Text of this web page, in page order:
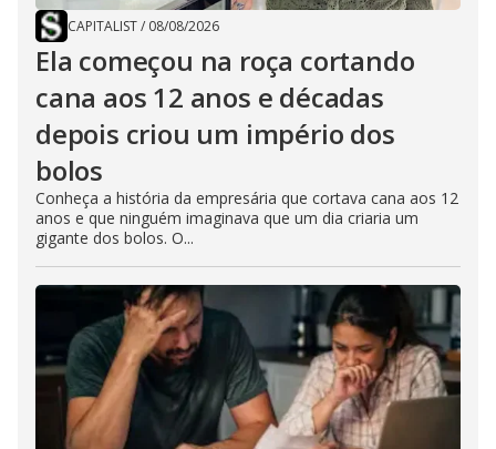
CAPITALIST/ 08/08/2026
Ela começou na roça cortando
cana aos 12 anos e décadas
depois criou um império dos
bolos
Conheça a história da empresária que cortava cana aos 12
anos e que ninguém imaginava que um dia criaria um
gigante dos bolos. O...